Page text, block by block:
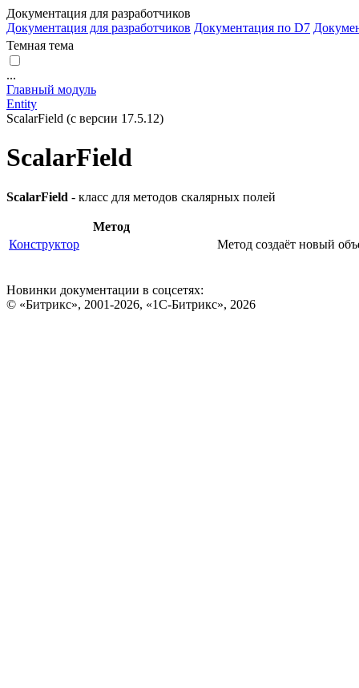
Документация для разработчиков
Документация для разработчиков Документация по D7
Темная тема
...
Главный модуль
Entity
ScalarField (с версии 17.5.12)
ScalarField
ScalarField - класс для методов скалярных полей
Метод
Конструктор
Метод создаёт новый
Новинки документации в соцсетях:
© «Битрикс», 2001-2026, «1С-Битрикс», 2026